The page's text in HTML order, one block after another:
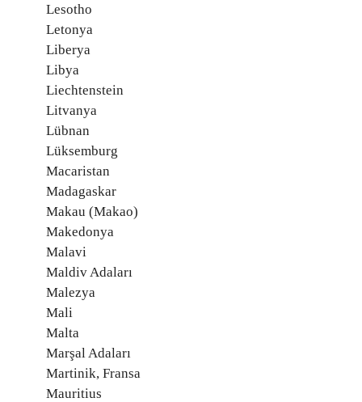
Lesotho
Letonya
Liberya
Libya
Liechtenstein
Litvanya
Lübnan
Lüksemburg
Macaristan
Madagaskar
Makau (Makao)
Makedonya
Malavi
Maldiv Adaları
Malezya
Mali
Malta
Marşal Adaları
Martinik, Fransa
Mauritius